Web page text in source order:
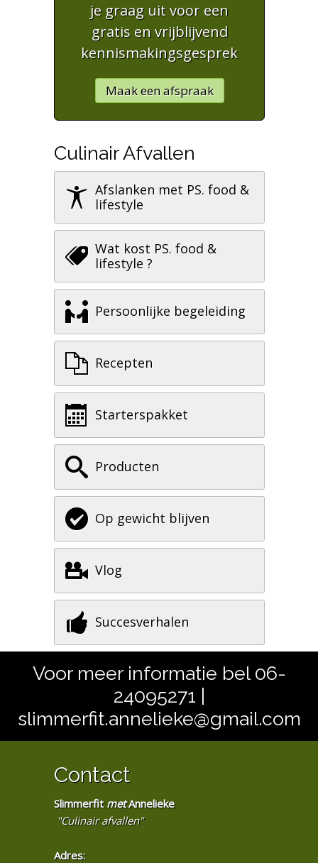
je graag uit voor een
gratis en vrijblijvend
kennismakingsgesprek
Maak een afspraak
Culinair Afvallen
Afslanken met PS. food &
lifestyle
Wat kost PS. food &
lifestyle ?
Persoonlijke begeleiding
Recepten
Starterspakket
Producten
Op gewicht blijven
Vlog
Succesverhalen
Voor meer informatie bel 06-
24095271 |
slimmerfit.annelieke@gmail.com
Contact
Slimmerfit metAnnelieke
"Culinair afvallen"
Adres: